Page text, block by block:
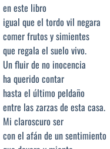
en este libro
igual que el tordo vil negara
comer frutos y simientes
que regala el suelo vivo.
Un fluir de no inocencia
ha querido contar
hasta el último peldaño
entre las zarzas de esta casa.
Mi claroscuro ser
con el afán de un sentimiento